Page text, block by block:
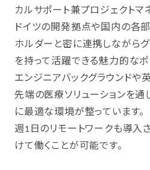
カルサポート兼プロジェクトマ
ドイツの開発拠点や国内の各
ホルダーと密に連携しながら
を持って活躍できる魅力的なポ
エンジニアバックグラウンドや
先端の医療ソリューションを
に最適な環境が整っています。
週1日のリモートワークも導入
けて働くことが可能です。